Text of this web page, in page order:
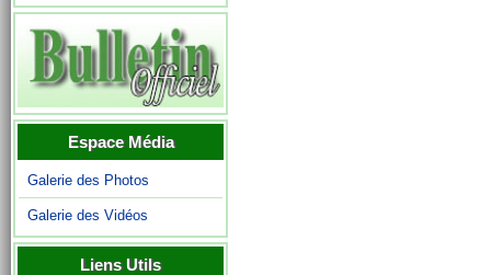
Espace Média
Galerie des Photos
Galerie des Vidéos
Liens Utils